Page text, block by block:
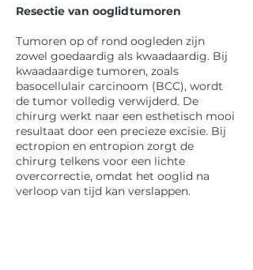
Resectie van ooglidtumoren
Tumoren op of rond oogleden zijn
zowel goedaardig als kwaadaardig. Bij
kwaadaardige tumoren, zoals
basocellulair carcinoom (BCC), wordt
de tumor volledig verwijderd. De
chirurg werkt naar een esthetisch mooi
resultaat door een precieze excisie. Bij
ectropion en entropion zorgt de
chirurg telkens voor een lichte
overcorrectie, omdat het ooglid na
verloop van tijd kan verslappen.